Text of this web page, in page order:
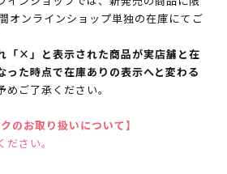
オンラインショップ単独の在庫にてご
「×」と表示された商品が実店舗と在
った時点で在庫ありの表示へと変わる
めご了承ください。
のお取り扱いについて】
さい。